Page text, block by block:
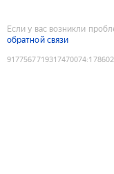
Если у вас возникли
обратной связи
9177567719317470074: